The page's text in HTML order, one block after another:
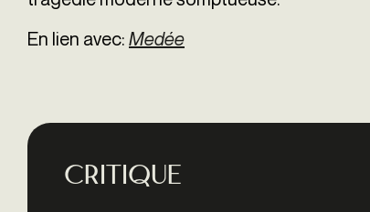
En lien avec: Medée
Critique